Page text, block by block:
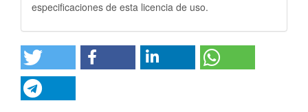
especificaciones de esta licencia de uso.